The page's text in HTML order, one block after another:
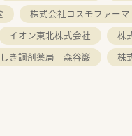
株式会社コスモファーマ
イオン東北株式会社 株
き調剤薬局 森谷巖 株